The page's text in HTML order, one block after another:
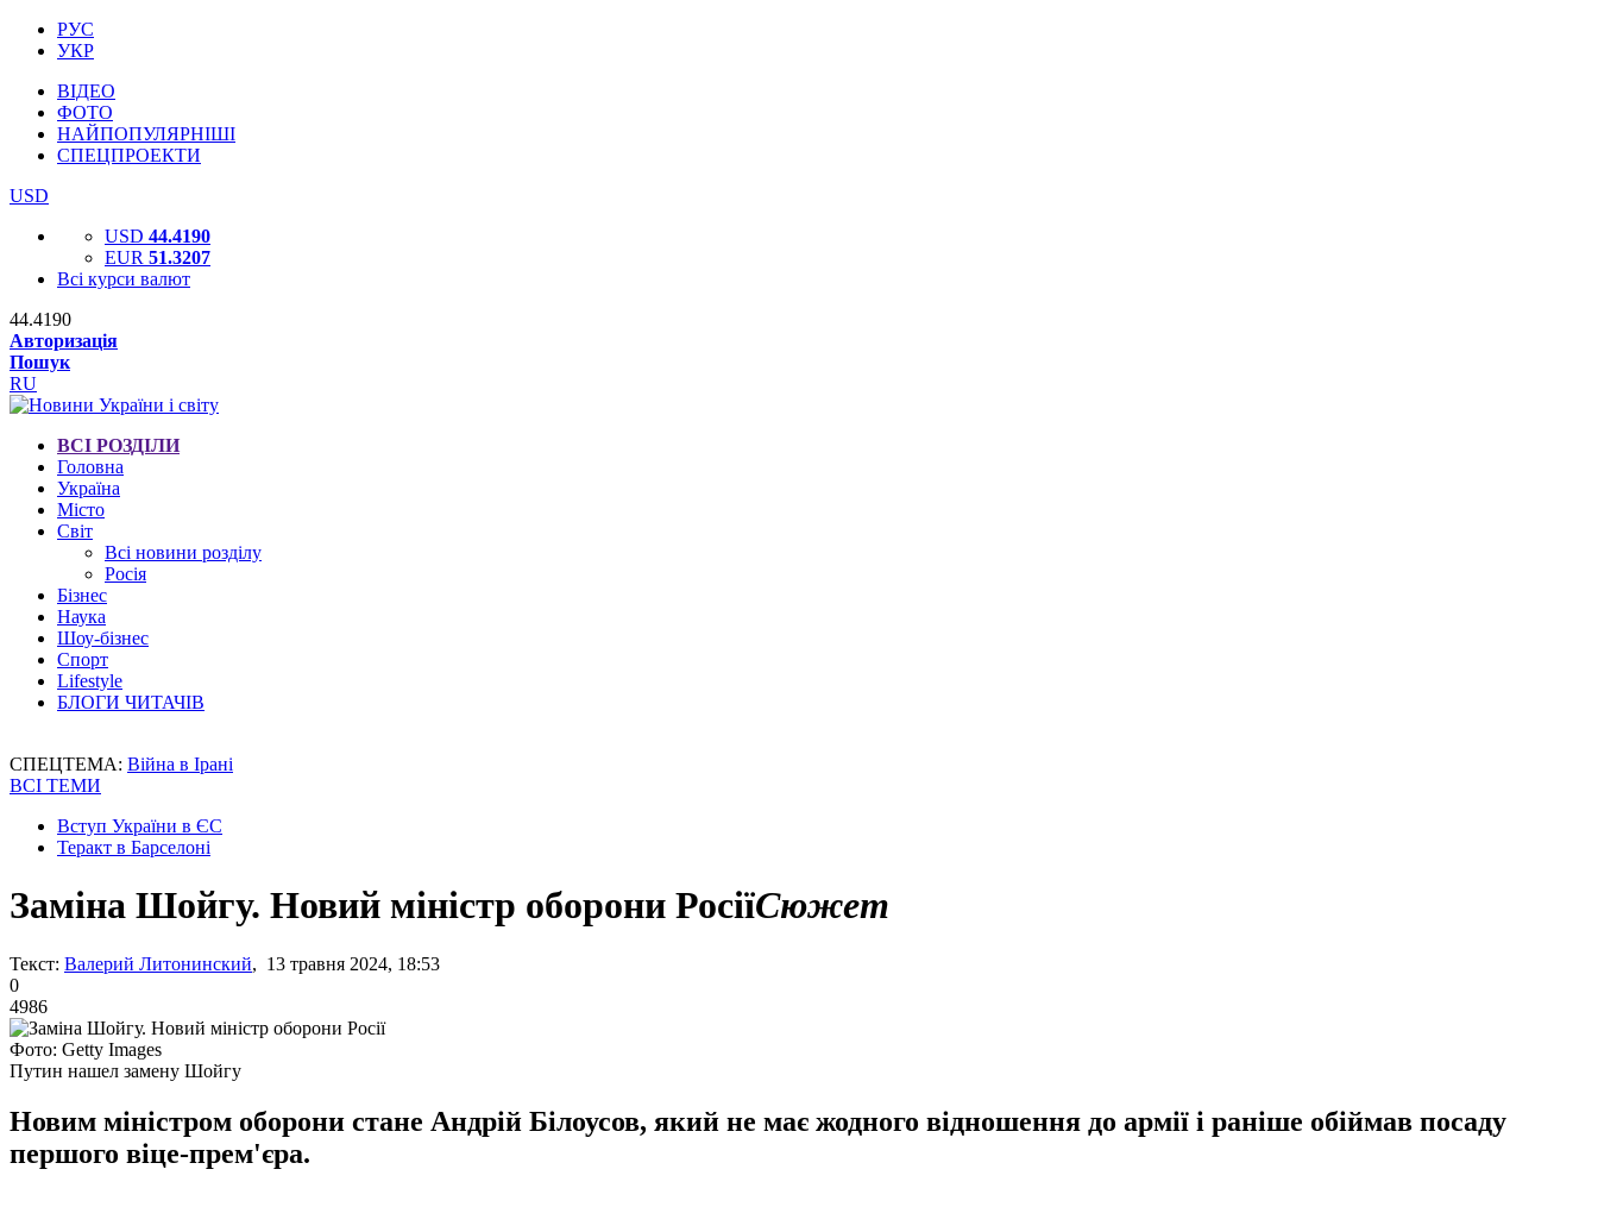
РУС
УКР
ВІДЕО
ФОТО
НАЙПОПУЛЯРНІШІ
СПЕЦПРОЕКТИ
USD
USD 44.4190
EUR 51.3207
Всі курси валют
44.4190
Авторизація
Пошук
RU
ВСІ РОЗДІЛИ
Головна
Україна
Місто
Світ
Всі новини розділу
Росія
Бізнес
Наука
Шоу-бізнес
Спорт
Lifestyle
БЛОГИ ЧИТАЧІВ
СПЕЦТЕМА: Війна в Ірані
ВСІ ТЕМИ
Вступ України в ЄС
Теракт в Барселоні
Заміна Шойгу. Новий міністр оборони РосіїСюжет
Текст: Валерий Литонинский, 13 травня 2024, 18:53
0
4986
Фото: Getty Images
Путин нашел замену Шойгу
Новим міністром оборони стане Андрій Білоусов, який не має жодного відношення до армії і раніше обіймав посаду
першого віце-прем'єра.